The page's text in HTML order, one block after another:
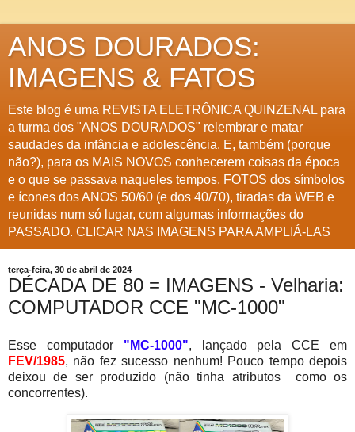
ANOS DOURADOS:
IMAGENS & FATOS
Este blog é uma REVISTA ELETRÔNICA QUINZENAL para
a turma dos "ANOS DOURADOS" relembrar e matar
saudades da infância e adolescência. E, também (porque
não?), para os MAIS NOVOS conhecerem coisas da época
e o que se passava naqueles tempos. FOTOS dos símbolos
e ícones dos ANOS 50/60 (e dos 40/70), tiradas da WEB e
reunidas num só lugar, com algumas informações do
PASSADO. CLICAR NAS IMAGENS PARA AMPLIÁ-LAS
terça-feira, 30 de abril de 2024
DÉCADA DE 80 = IMAGENS - Velharia:
COMPUTADOR CCE "MC-1000"
Esse computador "MC-1000", lançado pela CCE em
FEV/1985, não fez sucesso nenhum! Pouco tempo depois
deixou de ser produzido (não tinha atributos como os
concorrentes).